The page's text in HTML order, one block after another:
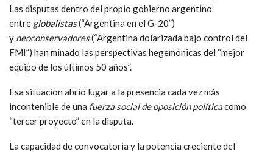
Las disputas dentro del propio gobierno argentino
entre globalistas(“Argentina en el G-20”)
y neoconservadores(“Argentina dolarizada bajo control del
FMI”) han minado las perspectivas hegemónicas del “mejor
equipo de los últimos 50 años”.
Esa situación abrió lugar a la presencia cada vez más
incontenible de una fuerza social de oposición políticacomo
“tercer proyecto” en la disputa.
La capacidad de convocatoria y la potencia creciente del